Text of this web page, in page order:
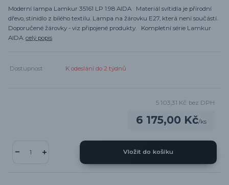
Moderní lampa Lamkur 35161 LP 1.98 AIDA Materiál svítidla je přírodní
dřevo, stínidlo z bílého textilu. Lampa na žárovku E27, která není součástí.
Doporučené žárovky - viz připojené produkty. Kompletní série Lamkur
AIDA. celý popis
Dostupnost K odeslání do 2 týdnů
6 175,00 Kč/ks
5 103,31 Kč bez DPH
Vložit do košíku